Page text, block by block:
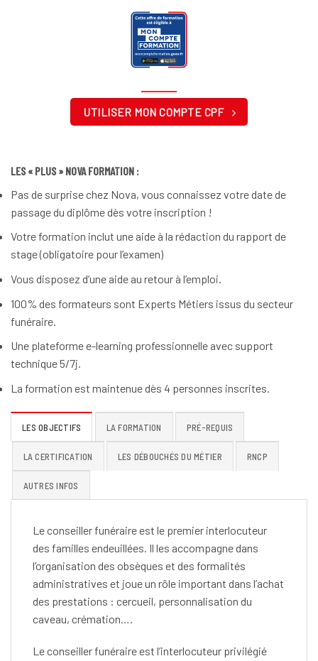
UTILISER MON COMPTE CPF
LES « PLUS » NOVA FORMATION :
Pas de surprise chez Nova, vous connaissez votre date de
passage du diplôme dès votre inscription !
Votre formation inclut une aide à la rédaction du rapport de
stage (obligatoire pour l’examen)
Vous disposez d’une aide au retour à l’emploi.
100% des formateurs sont Experts Métiers issus du secteur
funéraire.
Une plateforme e-learning professionnelle avec support
technique 5/7j.
La formation est maintenue dès 4 personnes inscrites.
LES OBJECTIFS LA FORMATION PRÉ-REQUIS
LA CERTIFICATION LES DÉBOUCHÉS DU MÉTIER RNCP
AUTRES INFOS
Le conseiller funéraire est le premier interlocuteur
des familles endeuillées. Il les accompagne dans
l’organisation des obsèques et des formalités
administratives et joue un rôle important dans l’achat
des prestations : cercueil, personnalisation du
caveau, crémation….
Le conseiller funéraire est l’interlocuteur privilégié